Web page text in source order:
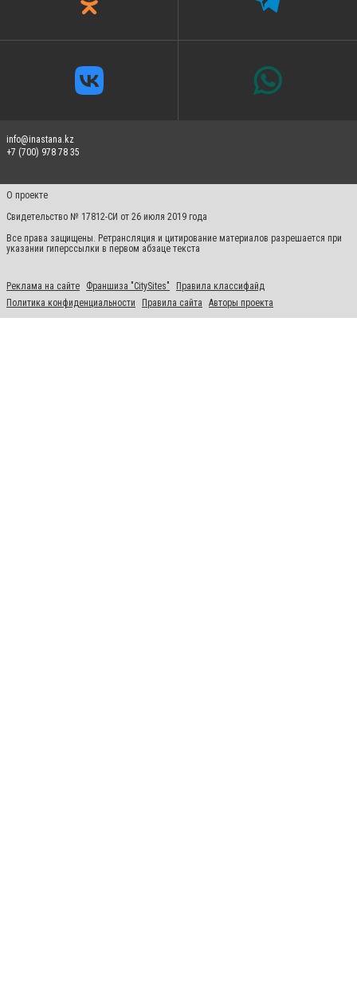
info@inastana.kz
+7 (700) 978 78 35
О проекте
Свидетельство № 17812-СИ от 26 июля 2019 года
Все права защищены. Ретрансляция и цитирование материалов разрешается при
указании гиперссылки в первом абзаце текста
Реклама на сайте Франшиза "CitySites"
Правила классифайд
Политика конфиденциальности
Правила сайта Авторы проекта